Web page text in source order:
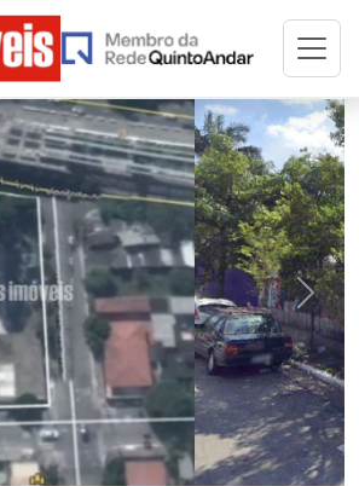
Home
Buscar Imóvel
A Plus
seu Imóvel
de Imóvel
Permuta